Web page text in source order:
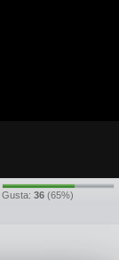
Gusta: 36 (65%)